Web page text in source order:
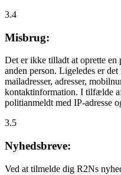
3.4
Misbrug:
Det er ikke tilladt at oprette
anden person. Ligeledes er
mailadresser, adresser,
kontaktinformation. I tilfælde
politianmeldt med IP-adresse
3.5
Nyhedsbreve:
Ved at tilmelde dig R2Ns